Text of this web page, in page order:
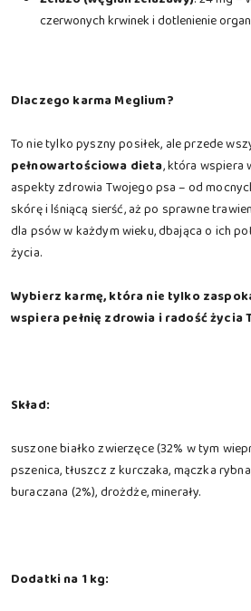
czerwonych krwinek i dotlenienie
Dlaczego karma Meglium?
To nie tylko pyszny posiłek, ale przede
pełnowartościowa dieta, która wspiera
aspekty zdrowia Twojego psa – od
skórę i lśniącą sierść, aż po sprawne
dla psów w każdym wieku, dbająca o ich
życia.
Wybierz karmę, która nie tylko
wspiera pełnię zdrowia i radość życia
Skład:
suszone białko zwierzęce (32% w tym
pszenica, tłuszcz z kurczaka, mączka
buraczana (2%), drożdże, minerały.
Dodatki na 1 kg: